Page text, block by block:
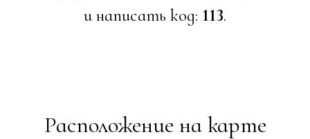
и написать код: 113.
Расположение на карте